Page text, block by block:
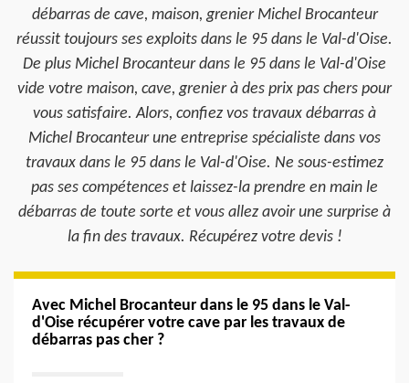
débarras de cave, maison, grenier Michel Brocanteur
réussit toujours ses exploits dans le 95 dans le Val-d'Oise.
De plus Michel Brocanteur dans le 95 dans le Val-d'Oise
vide votre maison, cave, grenier à des prix pas chers pour
vous satisfaire. Alors, confiez vos travaux débarras à
Michel Brocanteur une entreprise spécialiste dans vos
travaux dans le 95 dans le Val-d'Oise. Ne sous-estimez
pas ses compétences et laissez-la prendre en main le
débarras de toute sorte et vous allez avoir une surprise à
la fin des travaux. Récupérez votre devis !
Avec Michel Brocanteur dans le 95 dans le Val-
d'Oise récupérer votre cave par les travaux de
débarras pas cher ?